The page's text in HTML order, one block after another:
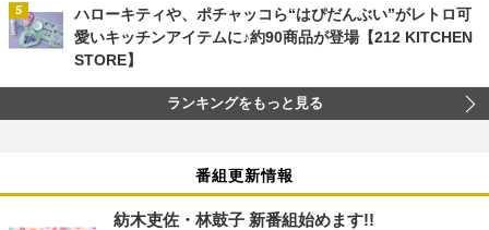
ハローキティや、ポチャッコら“はぴだんぶい”がレトロ可
愛いキッチンアイテムに♪約90商品が登場【212 KITCHEN
STORE】
ランキングをもっと見る
番組更新情報
紡木吏佐・林鼓子 新番組始めます!!